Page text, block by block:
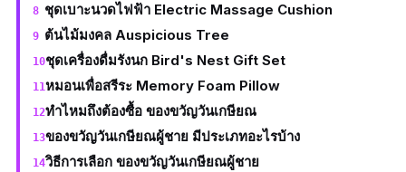
ชุดเบาะนวดไฟฟ้า Electric Massage Cushion
ต้นไม้มงคล Auspicious Tree
ชุดเครื่องดื่มรังนก Bird's Nest Gift Set
หมอนเพื่อสรีระ Memory Foam Pillow
ทำไหมถึงต้องซื้อ ของขวัญวันเกษียณ
ของขวัญวันเกษียณผู้ชาย มีประเภทอะไรบ้าง
วิธีการเลือก ของขวัญวันเกษียณผู้ชาย